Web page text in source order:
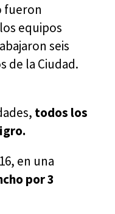
fueron
equipos
seis
de la Ciudad.
todos los
en una
por 3